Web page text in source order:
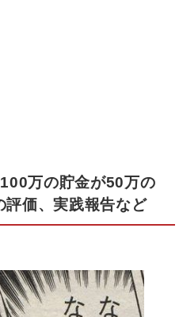
万の貯金が50万の
評価、実践報告など